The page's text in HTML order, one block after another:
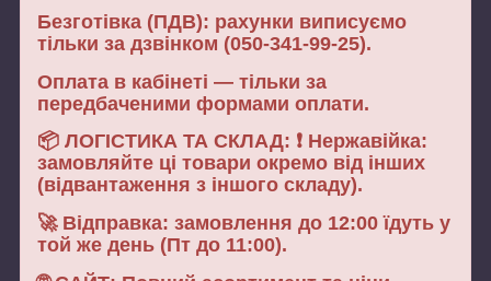
Безготівка (ПДВ): рахунки виписуємо
тільки за дзвінком (050-341-99-25).
Оплата в кабінеті — тільки за
передбаченими формами оплати.
📦 ЛОГІСТИКА ТА СКЛАД: ❗ Нержавійка:
замовляйте ці товари окремо від інших
(відвантаження з іншого складу).
🚀 Відправка: замовлення до 12:00 їдуть у
той же день (Пт до 11:00).